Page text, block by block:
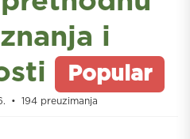
i
Popular
194 preuzimanja